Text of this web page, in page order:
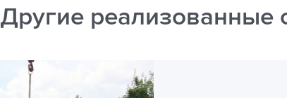
Другие реализованные